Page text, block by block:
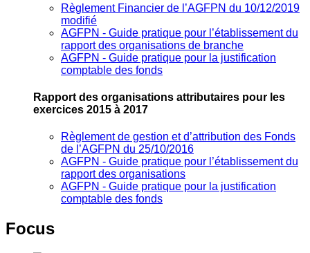
Règlement Financier de l’AGFPN du 10/12/2019
modifié
AGFPN ‐ Guide pratique pour l’établissement du
rapport des organisations de branche
AGFPN ‐ Guide pratique pour la justification
comptable des fonds
Rapport des organisations attributaires pour les
exercices 2015 à 2017
Règlement de gestion et d’attribution des Fonds
de l’AGFPN du 25/10/2016
AGFPN ‐ Guide pratique pour l’établissement du
rapport des organisations
AGFPN ‐ Guide pratique pour la justification
comptable des fonds
Focus